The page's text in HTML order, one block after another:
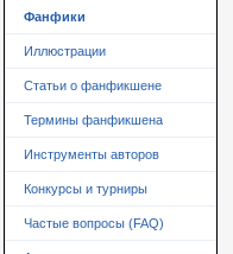
Фанфики
Иллюстрации
Статьи о фанфикшене
Термины фанфикшена
Инструменты авторов
Конкурсы и турниры
Частые вопросы (FAQ)